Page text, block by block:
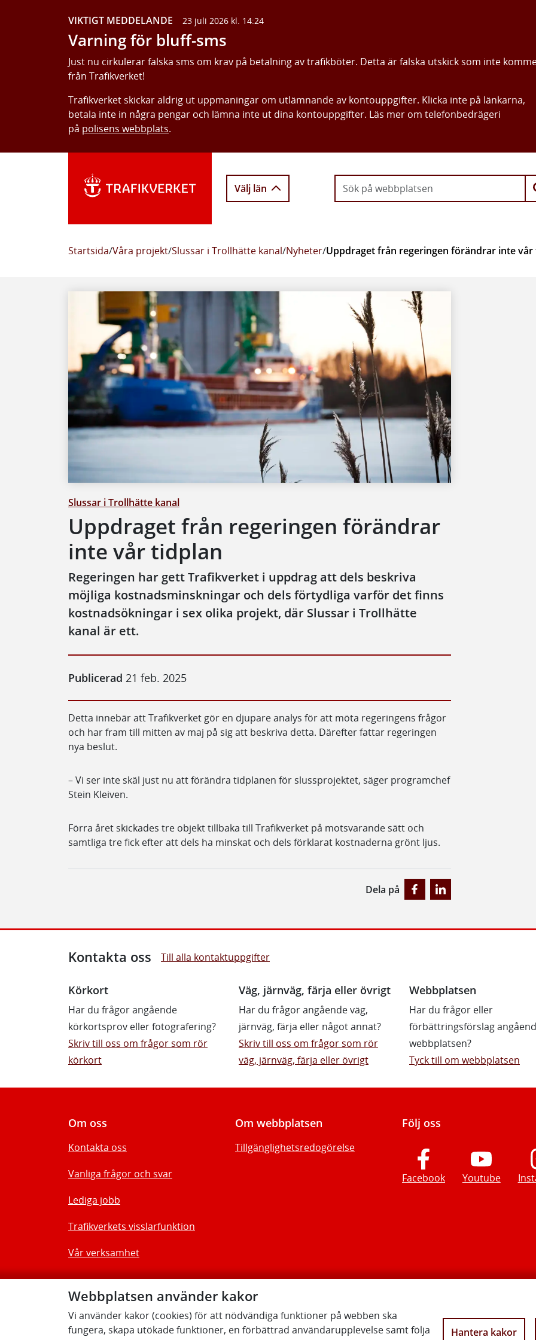
VIKTIGT MEDDELANDE 23 juli 2026 kl. 14:24
Varning för bluff-sms
Just nu cirkulerar falska sms om krav på betalning av trafikböter. Detta är falska utskick som inte
från Trafikverket!
Trafikverket skickar aldrig ut uppmaningar om utlämnande av kontouppgifter. Klicka inte på länkarna,
betala inte in några pengar och lämna inte ut dina kontouppgifter. Läs mer om telefonbedrägeri
på polisens webbplats.
Välj län
Startsida/Våra projekt/Slussar i Trollhätte kanal/Nyheter/Uppdraget från regeringen förändrar inte
Slussar i Trollhätte kanal
Uppdraget från regeringen förändrar
inte vår tidplan
Regeringen har gett Trafikverket i uppdrag att dels beskriva
möjliga kostnadsminskningar och dels förtydliga varför det finns
kostnadsökningar i sex olika projekt, där Slussar i Trollhätte
kanal är ett.
Publicerad 21 feb. 2025
Detta innebär att Trafikverket gör en djupare analys för att möta regeringens frågor
och har fram till mitten av maj på sig att beskriva detta. Därefter fattar regeringen
nya beslut.
– Vi ser inte skäl just nu att förändra tidplanen för slussprojektet, säger programchef
Stein Kleiven.
Förra året skickades tre objekt tillbaka till Trafikverket på motsvarande sätt och
samtliga tre fick efter att dels ha minskat och dels förklarat kostnaderna grönt ljus.
Dela på
Webbplatsen använder kakor
Vi använder kakor (cookies) för att nödvändiga funktioner på webben ska
fungera, skapa utökade funktioner, en förbättrad användarupplevelse samt följa
Hantera kakor
Kontakta oss Till alla kontaktuppgifter
Körkort
Har du frågor angående
körkortsprov eller fotografering?
Skriv till oss om frågor som rör
körkort
Väg, järnväg, färja eller övrigt
Har du frågor angående väg,
järnväg, färja eller något annat?
Skriv till oss om frågor som rör
väg, järnväg, färja eller övrigt
Webbplatsen
Har du frågor eller
förbättringsförslag
webbplatsen?
Tyck till om webbplatsen
Om oss
Kontakta oss
Vanliga frågor och svar
Lediga jobb
Trafikverkets visslarfunktion
Vår verksamhet
Om webbplatsen
Tillgänglighetsredogörelse
Följ oss
Facebook Youtube